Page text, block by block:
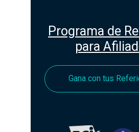
Gana con tus
Programa de
para